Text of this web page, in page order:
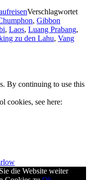
Verschlagwortet
, Gibbon
, Laos, Luang Prabang,
zu den Lahu, Vang
By continuing to use this
cookies, see here:
die Website weiter